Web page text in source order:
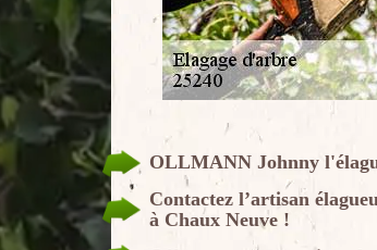
OLLMANN Johnny
Contactez l’artisan
à Chaux Neuve !